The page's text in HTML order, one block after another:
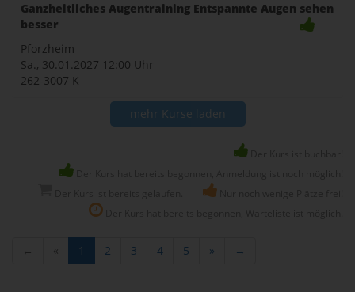
Ganzheitliches Augentraining Entspannte Augen sehen
besser
Pforzheim
Sa., 30.01.2027 12:00 Uhr
262-3007 K
mehr Kurse laden
← « 1 2 3 4 5 » →